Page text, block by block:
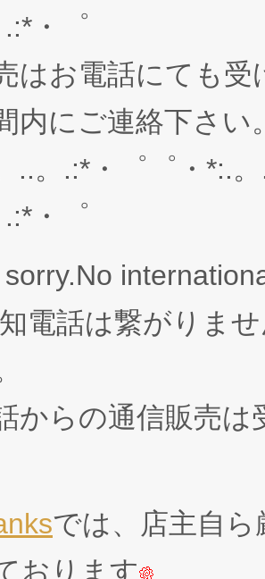
・゜
はお電話にても
内にご連絡下さい
..。.:*・゜゜・*:.
・゜
電話は繋がりま
からの通信販売
では、店主自
おります